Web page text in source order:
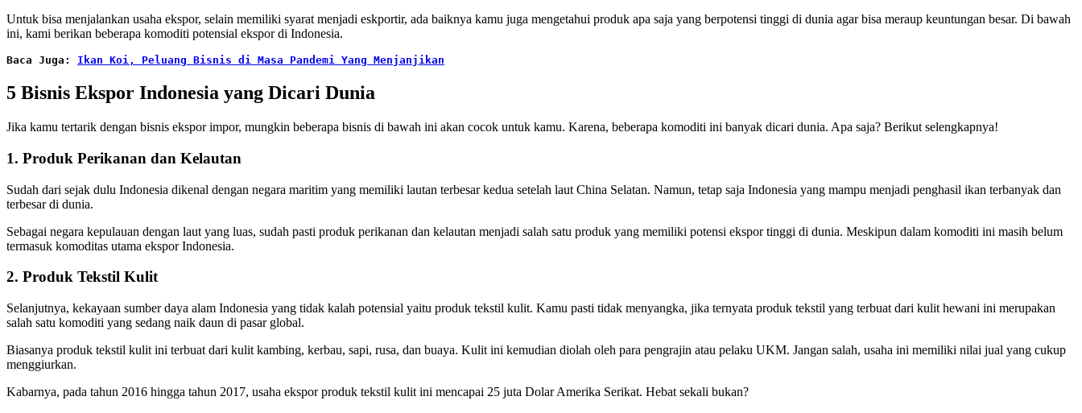
Untuk bisa menjalankan usaha ekspor, selain memiliki syarat menjadi eskportir, ada baiknya kamu juga mengetahui produk apa saja yang berpotensi tinggi di dunia agar bisa meraup keuntungan besar. Di bawah
ini, kami berikan beberapa komoditi potensial ekspor di Indonesia.
Baca Juga: Ikan Koi, Peluang Bisnis di Masa Pandemi Yang Menjanjikan
5 Bisnis Ekspor Indonesia yang Dicari Dunia
Jika kamu tertarik dengan bisnis ekspor impor, mungkin beberapa bisnis di bawah ini akan cocok untuk kamu. Karena, beberapa komoditi ini banyak dicari dunia. Apa saja? Berikut selengkapnya!
1. Produk Perikanan dan Kelautan
Sudah dari sejak dulu Indonesia dikenal dengan negara maritim yang memiliki lautan terbesar kedua setelah laut China Selatan. Namun, tetap saja Indonesia yang mampu menjadi penghasil ikan terbanyak dan
terbesar di dunia.
Sebagai negara kepulauan dengan laut yang luas, sudah pasti produk perikanan dan kelautan menjadi salah satu produk yang memiliki potensi ekspor tinggi di dunia. Meskipun dalam komoditi ini masih belum
termasuk komoditas utama ekspor Indonesia.
2. Produk Tekstil Kulit
Selanjutnya, kekayaan sumber daya alam Indonesia yang tidak kalah potensial yaitu produk tekstil kulit. Kamu pasti tidak menyangka, jika ternyata produk tekstil yang terbuat dari kulit hewani ini merupakan
salah satu komoditi yang sedang naik daun di pasar global.
Biasanya produk tekstil kulit ini terbuat dari kulit kambing, kerbau, sapi, rusa, dan buaya. Kulit ini kemudian diolah oleh para pengrajin atau pelaku UKM. Jangan salah, usaha ini memiliki nilai jual yang cukup
menggiurkan.
Kabarnya, pada tahun 2016 hingga tahun 2017, usaha ekspor produk tekstil kulit ini mencapai 25 juta Dolar Amerika Serikat. Hebat sekali bukan?